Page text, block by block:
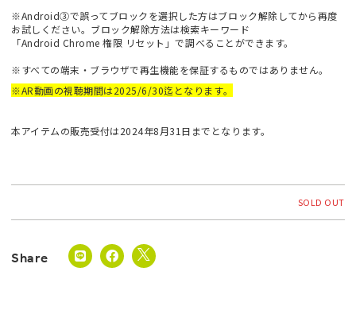
※Android③で誤ってブロックを選択した方はブロック解除してから再度
お試しください。ブロック解除方法は検索キーワード
「Android Chrome 権限 リセット」で調べることができます。
※すべての端末・ブラウザで再生機能を保証するものではありません。
※AR動画の視聴期間は2025/6/30迄となります。
本アイテムの販売受付は2024年8月31日までとなります。
SOLD OUT